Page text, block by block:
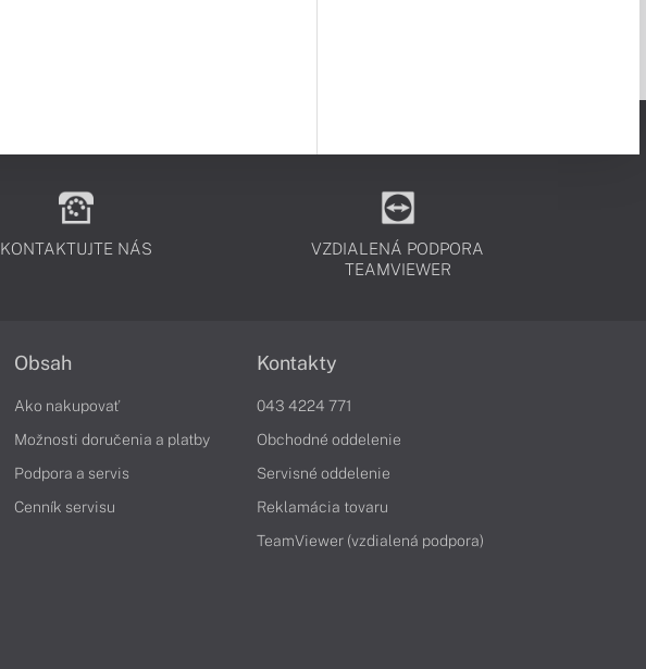
KONTAKTUJTE NÁS
VZDIALENÁ PODPORA
TEAMVIEWER
Obsah
Ako nakupovať
Možnosti doručenia a platby
Podpora a servis
Cenník servisu
Kontakty
043 4224 771
Obchodné oddelenie
Servisné oddelenie
Reklamácia tovaru
TeamViewer (vzdialená podpora)